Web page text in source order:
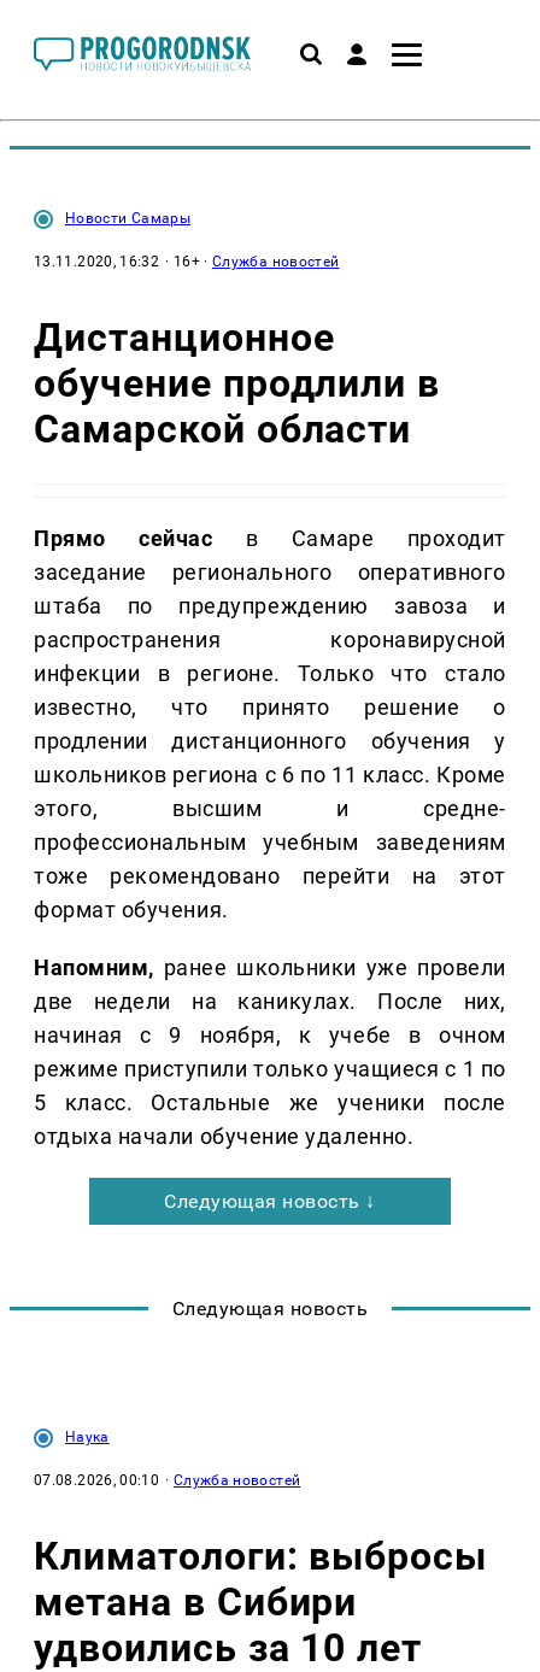
Новости Самары
13.11.2020, 16:32 · 16+ ·Служба новостей
Дистанционное
обучение продлили в
Самарской области
Прямо сейчас в Самаре проходит
заседание регионального оперативного
штаба по предупреждению завоза и
распространения коронавирусной
инфекции в регионе. Только что стало
известно, что принято решение о
продлении дистанционного обучения у
школьников региона с 6 по 11 класс. Кроме
этого, высшим и средне-
профессиональным учебным заведениям
тоже рекомендовано перейти на этот
формат обучения.
Напомним, ранее школьники уже провели
две недели на каникулах. После них,
начиная с 9 ноября, к учебе в очном
режиме приступили только учащиеся с 1 по
5 класс. Остальные же ученики после
отдыха начали обучение удаленно.
Следующая новость ↓
Следующая новость
Наука
07.08.2026, 00:10 · Служба новостей
Климатологи: выбросы
метана в Сибири
удвоились за 10 лет